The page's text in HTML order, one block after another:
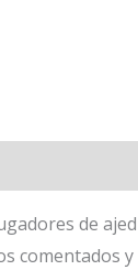
de
comentados